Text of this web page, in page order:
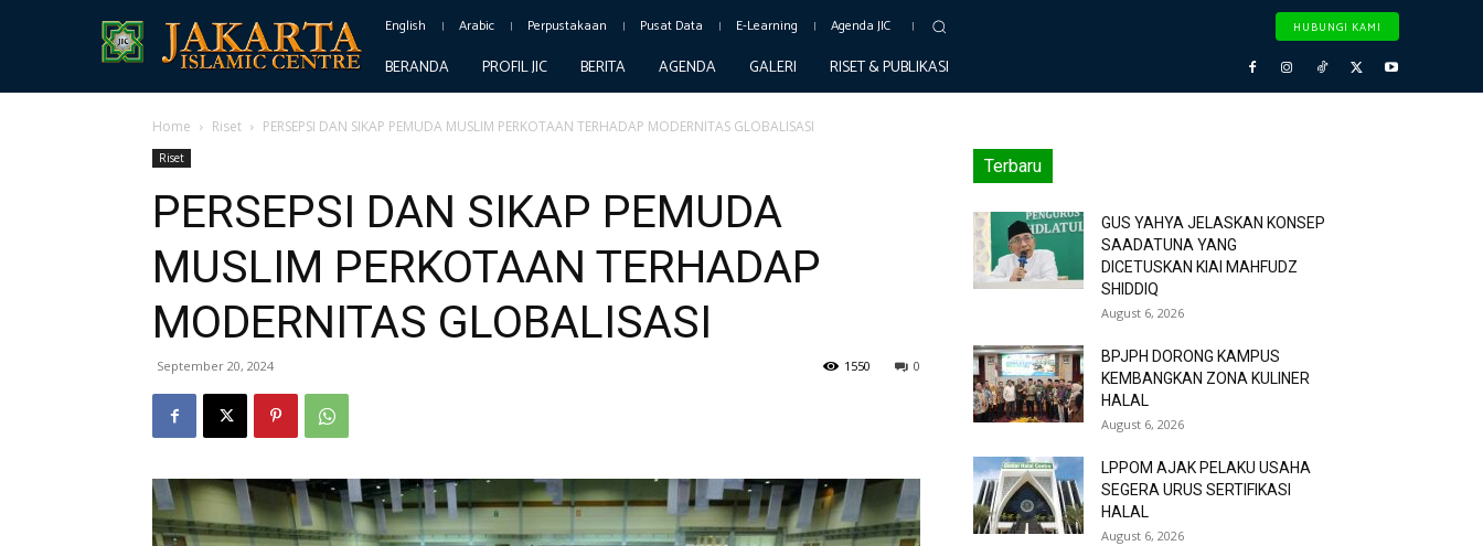
English Arabic Perpustakaan Pusat Data E-Learning Agenda JIC HUBUNGI KAMI
BERANDA PROFIL JIC BERITA AGENDA GALERI RISET & PUBLIKASI
Home Riset PERSEPSI DAN SIKAP PEMUDA MUSLIM PERKOTAAN TERHADAP MODERNITAS GLOBALISASI
Riset
PERSEPSI DAN SIKAP PEMUDA
MUSLIM PERKOTAAN TERHADAP
MODERNITAS GLOBALISASI
September 20, 2024 0
1550
Terbaru
GUS YAHYA JELASKAN KONSEP
SAADATUNA YANG
DICETUSKAN KIAI MAHFUDZ
SHIDDIQ
August 6, 2026
BPJPH DORONG KAMPUS
KEMBANGKAN ZONA KULINER
HALAL
August 6, 2026
LPPOM AJAK PELAKU USAHA
SEGERA URUS SERTIFIKASI
HALAL
August 6, 2026